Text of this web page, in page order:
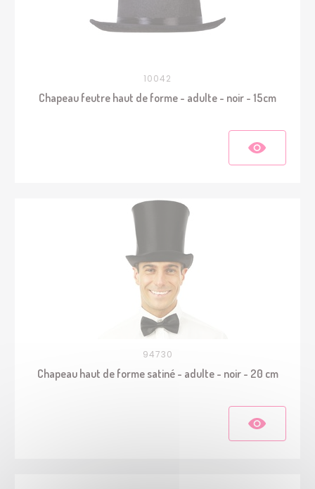
10042
Chapeau feutre haut de forme - adulte - noir - 15cm
94730
Chapeau haut de forme satiné - adulte - noir - 20 cm